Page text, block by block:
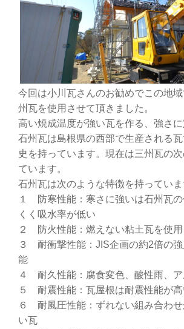
今回は小川瓦さんのお勧めでこの地
州瓦を使用させて頂きました。
高い焼成温度が強い瓦を作る、強さ
石州瓦は島根県の西部で生産される
史を持っています。現在は三州瓦の
ています。
石州瓦は次のような特徴を持っていま
１ 防寒性能：寒さに強いは石州瓦の
くく吸水率が低い
２ 防火性能：燃えない粘土瓦を使用
３ 耐衝撃性能：JIS企画の約2倍の
能
４ 耐久性能：腐食変色、酸性雨、ア
５ 耐震性能：瓦屋根は耐震性能が
６ 耐風圧性能：ずれない組み合わ
い瓦